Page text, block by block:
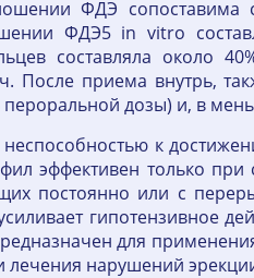
ФДЭ сопоставима
ФДЭ5 in vitro
составляла около
После приема внутрь,
дозы) и, в
к
эффективен только
постоянно или с
гипотензивное
для
лечения нарушений